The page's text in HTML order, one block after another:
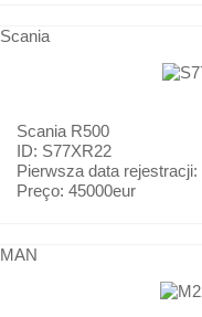
Scania
Scania R500
ID: S77XR22
Pierwsza data rejestracji:
Preço: 45000eur
MAN